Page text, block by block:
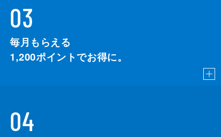
03
毎月もらえる
1,200ポイントでお得に。
04